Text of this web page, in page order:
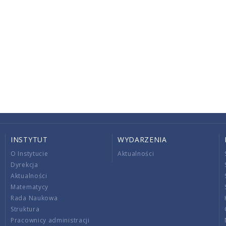
INSTYTUT
O Instytucie
Dyrekcja
Aktualności
Matematycy
Rada Naukowa
Struktura
Pracownicy administracji
WYDARZENIA
Aktualności